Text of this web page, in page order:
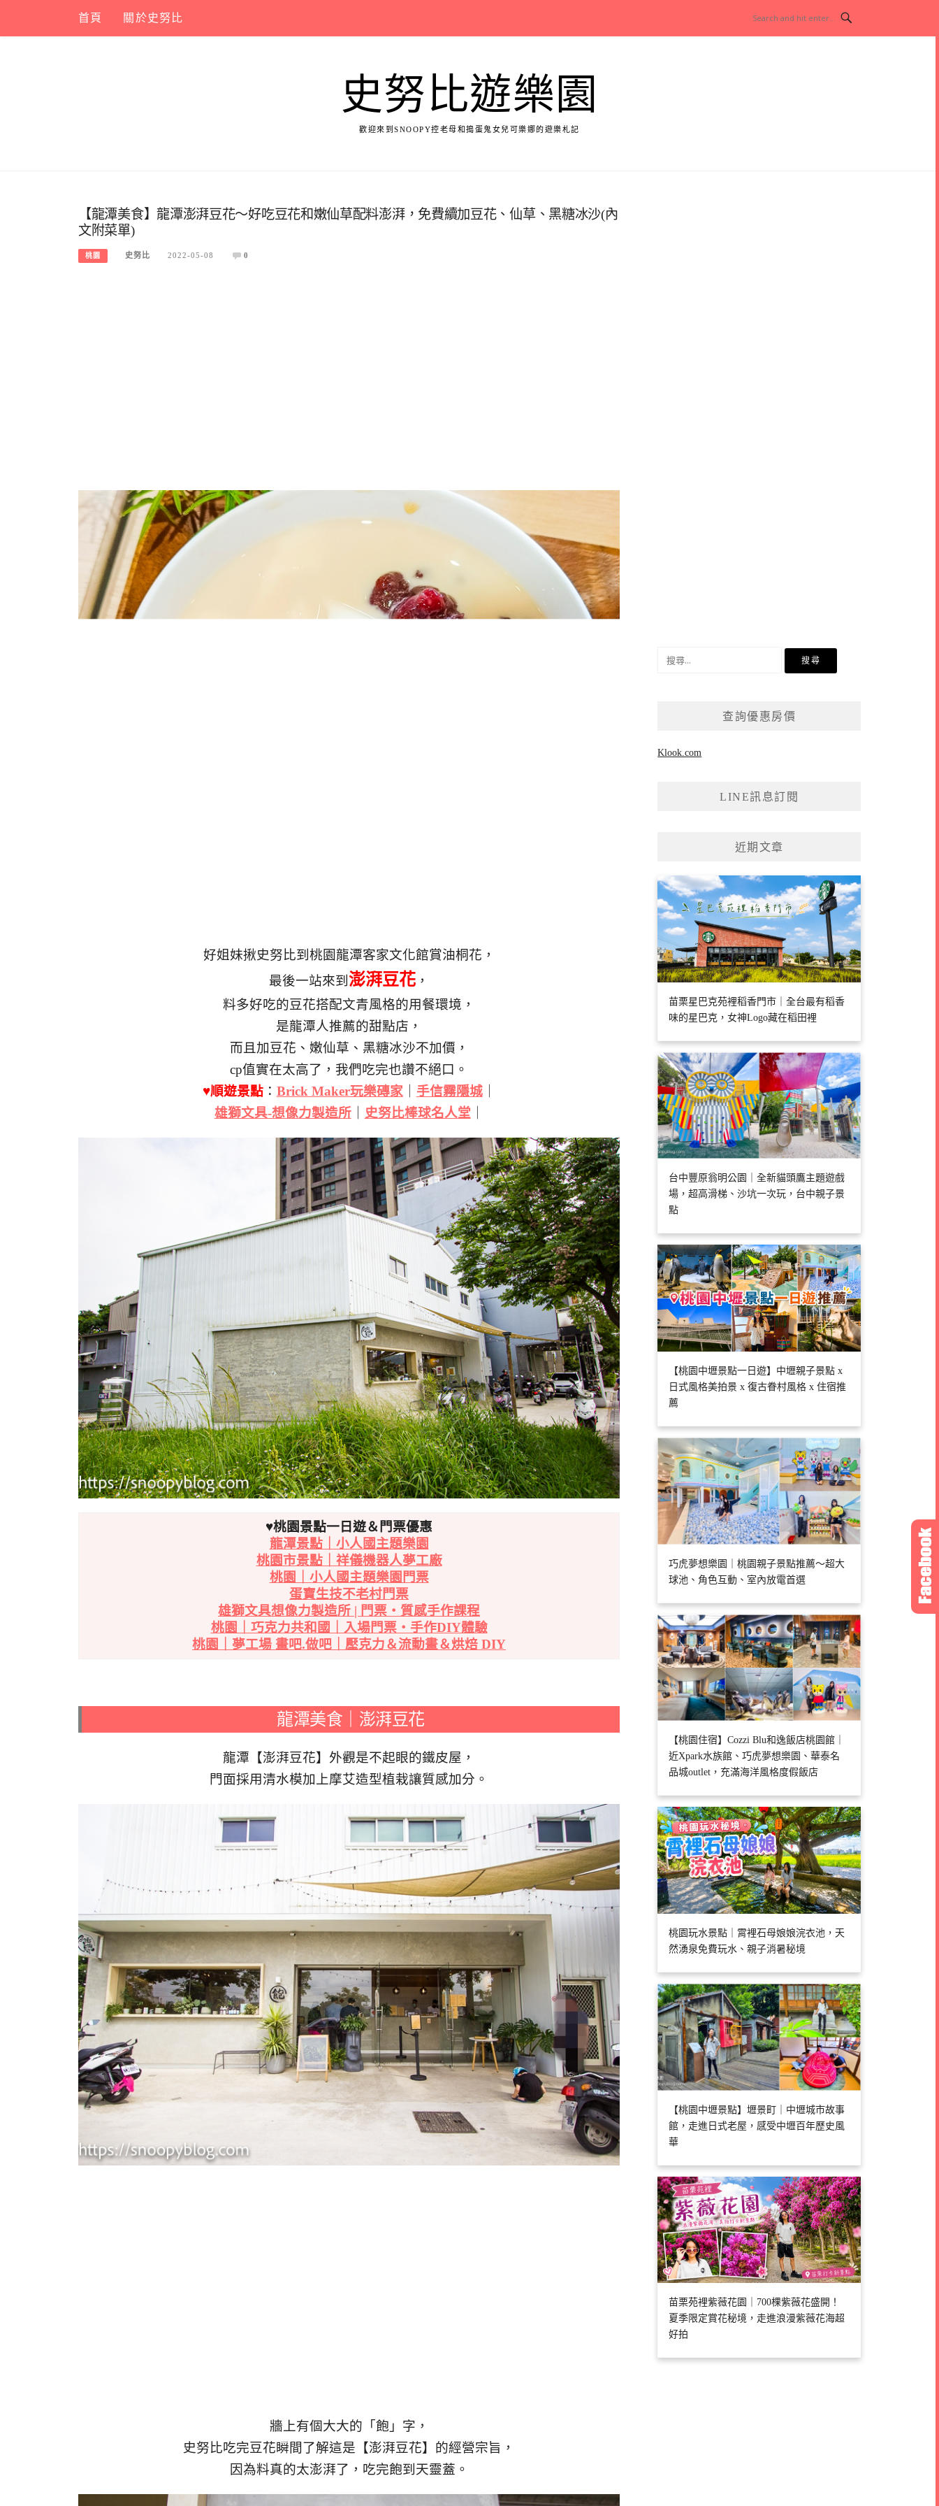
content
首頁 關於史努比
史努比遊樂園
歡迎來到SNOOPY控老母和搗蛋鬼女兒可樂娜的遊樂札記
【龍潭美食】龍潭澎湃豆花～好吃豆花和嫩仙草配料澎湃，免費續加豆花、仙草、黑糖冰沙(內
文附菜單)
桃園 史努比 2022-05-08 0
好姐妹揪史努比到桃園龍潭客家文化館賞油桐花，
最後一站來到澎湃豆花 ，
料多好吃的豆花搭配文青風格的用餐環境，
是龍潭人推薦的甜點店，
而且加豆花、嫩仙草、黑糖冰沙不加價，
cp值實在太高了，我們吃完也讚不絕口。
♥順遊景點： Brick Maker玩樂磚家 手信霧隱城｜
雄獅文具-想像力製造所｜ 史努比棒球名人堂
♥桃園景點一日遊＆門票優惠
龍潭景點｜小人國主題樂園
桃園市景點｜祥儀機器人夢工廠
桃園｜小人國主題樂園門票
蛋寶生技不老村門票
雄獅文具想像力製造所 | 門票・質感手作課程
桃園｜巧克力共和國｜入場門票・手作DIY體驗
桃園｜夢工場 畫吧.做吧｜壓克力＆流動畫＆烘焙 DIY
龍潭美食｜澎湃豆花
龍潭【澎湃豆花】外觀是不起眼的鐵皮屋，
門面採用清水模加上摩艾造型植栽讓質感加分。
牆上有個大大的「飽」字，
史努比吃完豆花瞬間了解這是【澎湃豆花】的經營宗旨，
因為料真的太澎湃了，吃完飽到天靈蓋。
查詢優惠房價
Klook.com
LINE訊息訂閱
近期文章
苗栗星巴克苑裡稻香門市｜全台最有稻香
味的星巴克，女神Logo藏在稻田裡
台中豐原翁明公園｜全新貓頭鷹主題遊戲
場，超高滑梯、沙坑一次玩，台中親子景
點
【桃園中壢景點一日遊】中壢親子景點 x
日式風格美拍景 x 復古眷村風格 x 住宿推
薦
巧虎夢想樂園｜桃園親子景點推薦～超大
球池、角色互動、室內放電首選
【桃園住宿】Cozzi Blu和逸飯店桃園館｜
近Xpark水族館、巧虎夢想樂園、華泰名
品城outlet，充滿海洋風格度假飯店
桃園玩水景點｜霄裡石母娘娘浣衣池，天
然湧泉免費玩水、親子消暑秘境
【桃園中壢景點】壢景町｜中壢城市故事
館，走進日式老屋，感受中壢百年歷史風
華
苗栗苑裡紫薇花園｜700棵紫薇花盛開！
夏季限定賞花秘境，走進浪漫紫薇花海超
好拍